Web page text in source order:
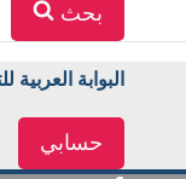
بحث
البوابة العربية
حسابي